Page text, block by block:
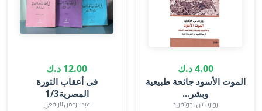
4.00 د.ك
الموت الأسود جائحة طبيعية
وبشر...
روبرت س . جوتفريد
12.00 د.ك
فى أعقاب الثورة
المصرية1/3
عبد الرحمن الرافعي